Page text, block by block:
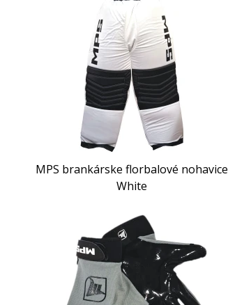
MPS brankárske florbalové nohavice
White